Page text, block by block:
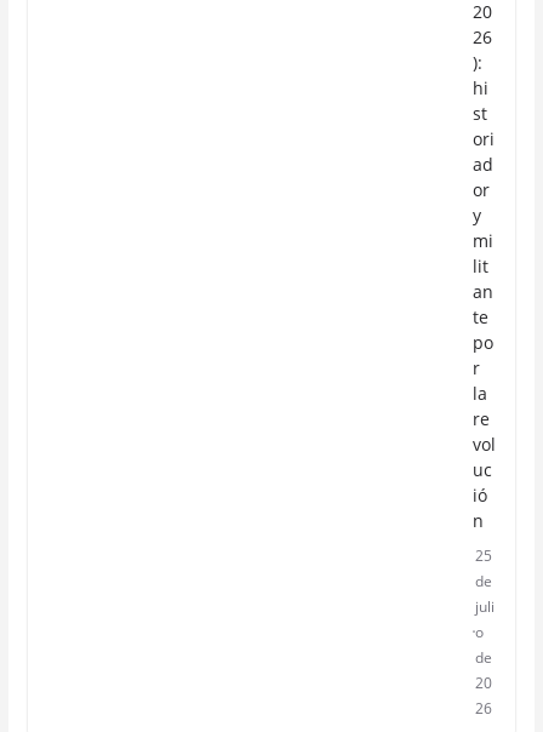
20
26
):
hi
st
ori
ad
or
y
mi
lit
an
te
po
r
la
re
vol
uc
ió
n
25
de
juli
o
de
20
26